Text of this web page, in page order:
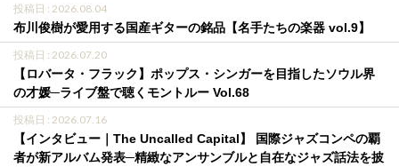
投稿日 : 2026.08.04
布川俊樹が愛用する国産ギターの銘品【名手たちの楽器 vol.9】
投稿日 : 2026.07.20
【ロバータ・フラック】ポップス・シンガーを目指したソウル界
の才媛─ライブ盤で聴くモントルー Vol.68
投稿日 : 2026.07.16
【インタビュー｜The Uncalled Capital】 国際ジャズコンペの覇
者が新アルバム発表─精緻なアンサンブルと自在なジャズ話法を披